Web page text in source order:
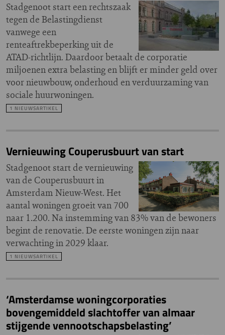
Stadgenoot start een rechtszaak
tegen de Belastingdienst
vanwege een
renteaftrekbeperking uit de
ATAD-richtlijn. Daardoor betaalt de corporatie
miljoenen extra belasting en blijft er minder geld over
voor nieuwbouw, onderhoud en verduurzaming van
sociale huurwoningen.
1 NIEUWSARTIKEL
Vernieuwing Couperusbuurt van start
Stadgenoot start de vernieuwing
van de Couperusbuurt in
Amsterdam Nieuw-West. Het
aantal woningen groeit van 700
naar 1.200. Na instemming van 83% van de bewoners
begint de renovatie. De eerste woningen zijn naar
verwachting in 2029 klaar.
1 NIEUWSARTIKEL
‘Amsterdamse woningcorporaties
bovengemiddeld slachtoffer van almaar
stijgende vennootschapsbelasting’